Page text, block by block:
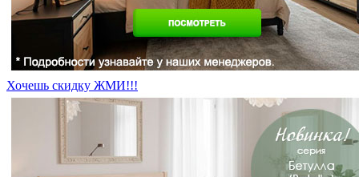
Хочешь скидку ЖМИ!!!